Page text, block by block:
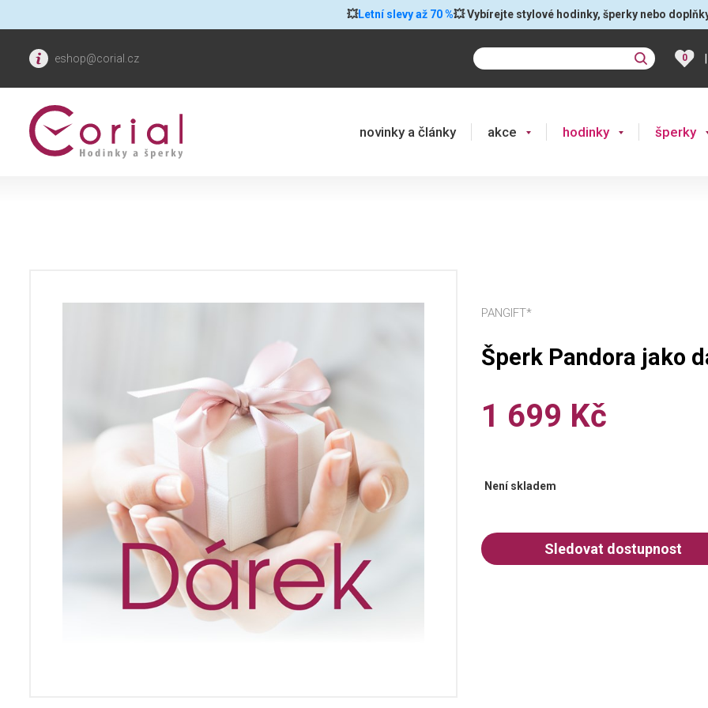
💥Letní slevy až 70 %💥 Vybírejte stylové hodinky, šperky nebo
eshop@corial.cz 0 |
novinky a články akce hodinky šperky
PANGIFT*
Šperk Pandora jako
1 699 Kč
Není skladem